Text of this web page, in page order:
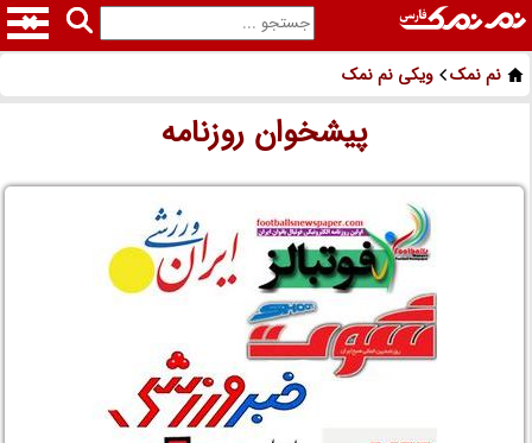
نم نمک ویکی نم نمک
پیشخوان روزنامه